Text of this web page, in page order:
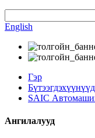
English
Гэр
Бүтээгдэхүүнүүд
SAIC
Ангилалууд